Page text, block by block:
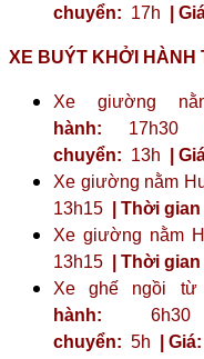
chuyển: 17h |
XE BUÝT KHỞI HÀNH
Xe giường
hành: 17h30
chuyển: 13h |
Xe giường nằm
13h15
| Thời
Xe giường nằm
13h15
| Thời
Xe ghế ngồi
hành:
chuyển: 5h | Giá: